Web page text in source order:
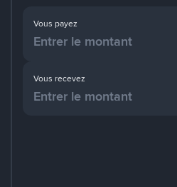
Vous payez
Vous recevez